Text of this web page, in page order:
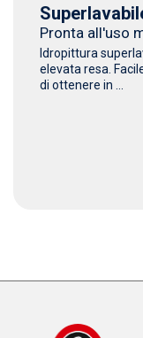
Pronta all'uso
Idropittura
elevata resa.
di ottenere in ...